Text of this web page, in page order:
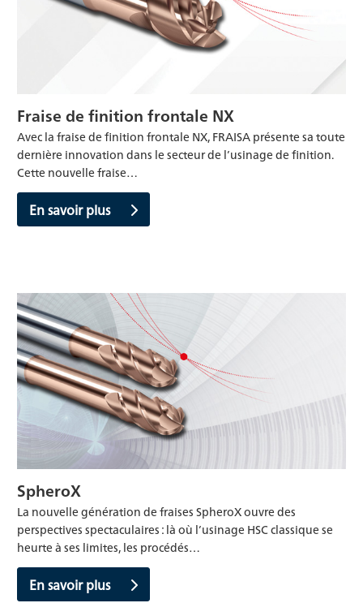
Fraise de finition frontale NX
Avec la fraise de finition frontale NX, FRAISA présente sa toute
dernière innovation dans le secteur de l’usinage de finition.
Cette nouvelle fraise…
En savoir plus
SpheroX
La nouvelle génération de fraises SpheroX ouvre des
perspectives spectaculaires : là où l’usinage HSC classique se
heurte à ses limites, les procédés…
En savoir plus